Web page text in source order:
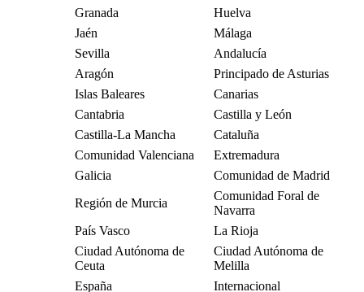
Granada
Huelva
Jaén
Málaga
Sevilla
Andalucía
Aragón
Principado de Asturias
Islas Baleares
Canarias
Cantabria
Castilla y León
Castilla-La Mancha
Cataluña
Comunidad Valenciana
Extremadura
Galicia
Comunidad de Madrid
Región de Murcia
Comunidad Foral de
Navarra
País Vasco
La Rioja
Ciudad Autónoma de
Ceuta
Ciudad Autónoma de
Melilla
España
Internacional